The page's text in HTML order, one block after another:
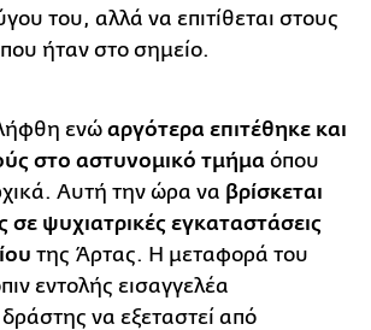
του, αλλά να επιτίθεται στους
ήταν στο σημείο.
ενώ αργότερα επιτέθηκε και
στο αστυνομικό τμήμα όπου
Αυτή την ώρα να βρίσκεται
ψυχιατρικές εγκαταστάσεις
της Άρτας. Η μεταφορά του
εντολής εισαγγελέα
να εξεταστεί από